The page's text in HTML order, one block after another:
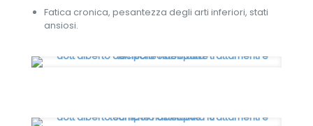
Fatica cronica, pesantezza degli arti inferiori, stati
ansiosi.